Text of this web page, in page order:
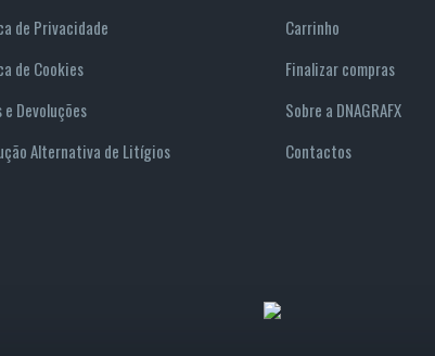
de Privacidade
de Cookies
e Devoluções
Alternativa de Litígios
Carrinho
Finalizar compras
Sobre a DNAGRAFX
Contactos